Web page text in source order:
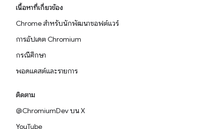
เนื้อหาที่เกี่ยวข้อง
Chrome สำหรับนักพัฒนาซอฟต์แวร์
การอัปเดต Chromium
กรณีศึกษา
พอดแคสต์และรายการ
ติดตาม
@ChromiumDev บน X
YouTube